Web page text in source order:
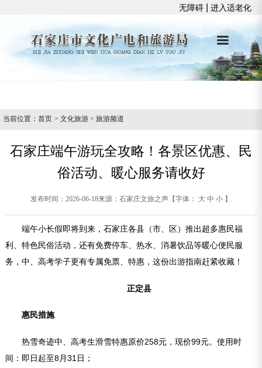
无障碍 |进入适老化
当前位置：首页 >文化旅游 >旅游频道
石家庄端午游玩全攻略！各景区优惠、民
俗活动、暖心服务请收好
发布时间：2026-06-18来源：石家庄文旅之声 【字体： 大 中 小 】
端午小长假即将到来，石家庄各县（市、区）推出超多惠民福
利、特色民俗活动，还有免费停车、热水、消暑饮品等暖心便民服
务，中、高考学子更有专属免票、特惠，这份出游指南赶紧收藏！
正定县
惠民措施
热雪奇迹中、高考生滑雪特惠原价258元，现价99元。使用时
间：即日起至8月31日；